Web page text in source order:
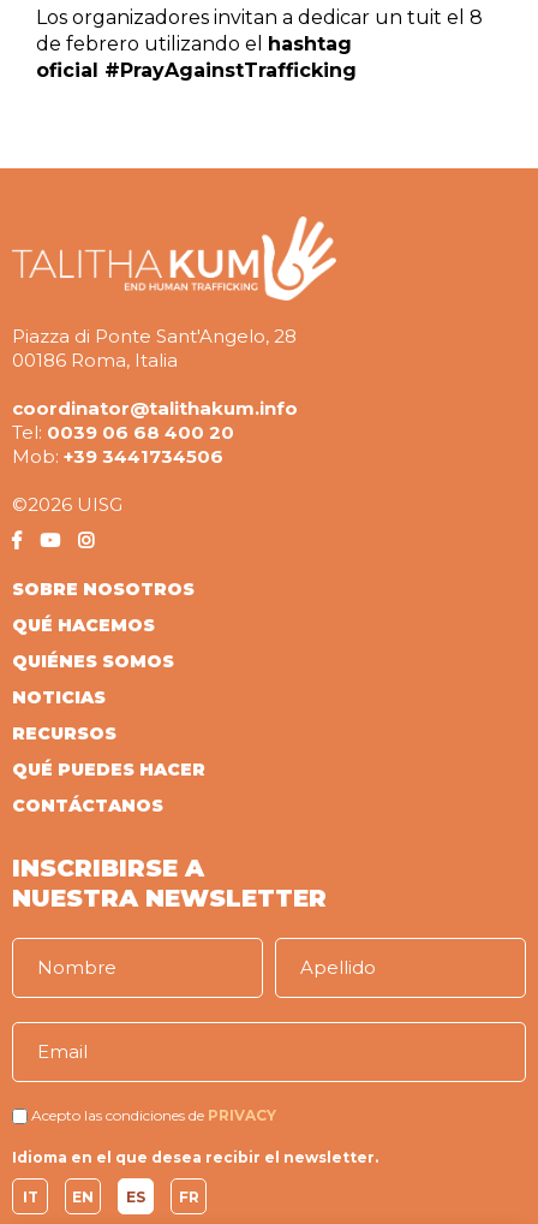
Los organizadores invitan a dedicar un tuit el 8
de febrero utilizando el hashtag
oficial #PrayAgainstTrafficking
Piazza di Ponte Sant'Angelo, 28
00186 Roma, Italia
coordinator@talithakum.info
Tel: 0039 06 68 400 20
Mob: +39 3441734506
©2026 UISG
SOBRE NOSOTROS
QUÉ HACEMOS
QUIÉNES SOMOS
NOTICIAS
RECURSOS
QUÉ PUEDES HACER
CONTÁCTANOS
INSCRIBIRSE A
NUESTRA NEWSLETTER
Acepto las condiciones de PRIVACY
Idioma en el que desea recibir el newsletter.
IT EN ES FR